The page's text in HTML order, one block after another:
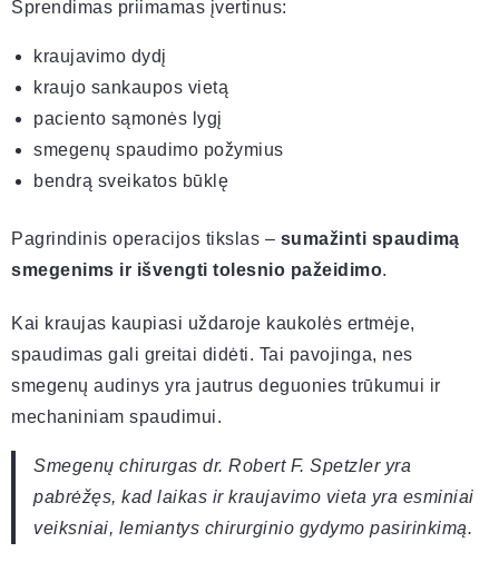
Sprendimas priimamas įvertinus:
kraujavimo dydį
kraujo sankaupos vietą
paciento sąmonės lygį
smegenų spaudimo požymius
bendrą sveikatos būklę
Pagrindinis operacijos tikslas – sumažinti spaudimą
smegenims ir išvengti tolesnio pažeidimo.
Kai kraujas kaupiasi uždaroje kaukolės ertmėje,
spaudimas gali greitai didėti. Tai pavojinga, nes
smegenų audinys yra jautrus deguonies trūkumui ir
mechaniniam spaudimui.
Smegenų chirurgas dr. Robert F. Spetzler yra
pabrėžęs, kad laikas ir kraujavimo vieta yra esminiai
veiksniai, lemiantys chirurginio gydymo pasirinkimą.